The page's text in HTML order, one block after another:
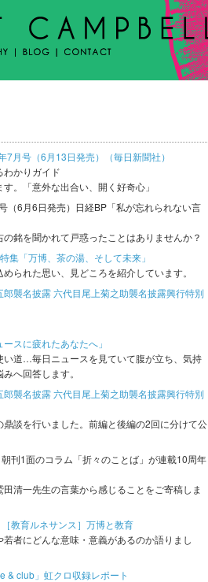
7月号（6月13日発売）（毎日新聞社）
わかりガイド
。「意外な出合い、開く好奇心」
（6月6日発売）日経BP「私が忘れられない言
銘を聞かれて戸惑ったことはありませんか？
集「万博、茶の湯、そして未来」
られた思い、見どころを紹介しています。
郎襲名披露 六代目尾上菊之助襲名披露興行特別
スに疲れたあなたへ」
い道…毎日ニュースを見ていて腹が立ち、気持
へ回答します。
郎襲名披露 六代目尾上菊之助襲名披露興行特別
談を行いました。前編と後編の2回に分けて公
朝刊1面のコラム「折々のことば」が連載10周年
清一先生の言葉から感じることをご寄稿しま
教育ルネサンス］万博と教育
者にどんな意味・意義があるのか語りまし
& club」虹クロ収録レポート